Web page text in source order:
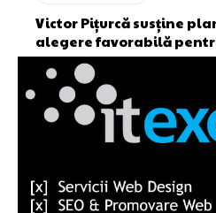
Victor Pițurcă susține
alegere favorabilă